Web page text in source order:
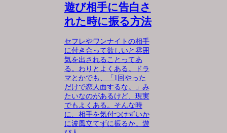
遊び相手に告白さ
れた時に振る方法
セフレやワンナイトの相手
に付き合って欲しいと雰囲
気を出されることってあ
る。わりとよくある。ドラ
マとかでも、「1回やった
だけで恋人面するな。」み
たいなのがあるけど、現実
でもよくある。そんな時
に、相手を気付つけずいか
に波風立てずに振るか。遊